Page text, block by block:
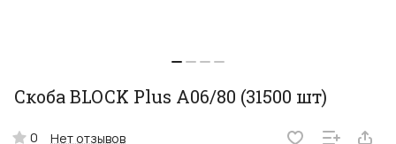
Скоба BLOCK Plus А06/80 (31500 шт)
0 Нет отзывов